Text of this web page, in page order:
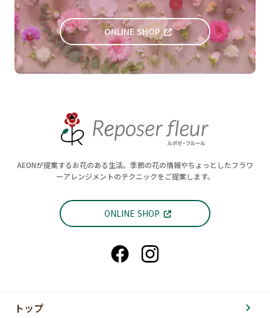
ONLINE SHOP
AEONが提案するお花のある生活。季節の花の情報やちょっとしたフラワ
ーアレンジメントのテクニックをご提案します。
ONLINE SHOP
トップ